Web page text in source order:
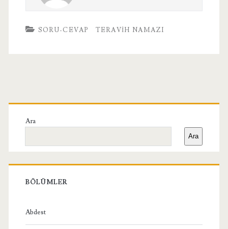
SORU-CEVAP TERAVIH NAMAZI
Birincil
Yan
Menü
Ara
Ara
BÖLÜMLER
Abdest